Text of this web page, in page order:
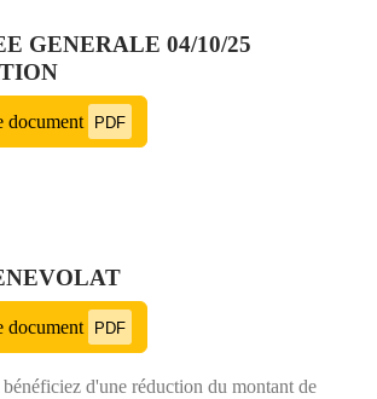
GENERALE 04/10/25
document PDF
document PDF
d'une réduction du montant de